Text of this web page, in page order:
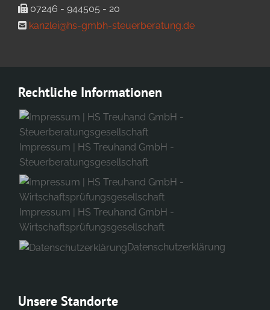
07246 - 944505 - 20
kanzlei@hs-gmbh-steuerberatung.de
Rechtliche Informationen
Impressum | HS Treuhand GmbH -
Steuerberatungsgesellschaft
Impressum | HS Treuhand GmbH -
Wirtschaftsprüfungsgesellschaft
Datenschutzerklärung
Unsere Standorte